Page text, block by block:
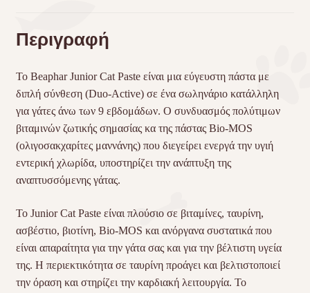
Περιγραφή
To Beaphar Junior Cat Paste είναι μια εύγευστη πάστα με
διπλή σύνθεση (Duo-Active) σε ένα σωληνάριο κατάλληλη
για γάτες άνω των 9 εβδομάδων. Ο συνδυασμός πολύτιμων
βιταμινών ζωτικής σημασίας κα της πάστας Bio-MOS
(ολιγοσακχαρίτες μαννάνης) που διεγείρει ενεργά την υγιή
εντερική χλωρίδα, υποστηρίζει την ανάπτυξη της
αναπτυσσόμενης γάτας.
To Junior Cat Paste είναι πλούσιο σε βιταμίνες, ταυρίνη,
ασβέστιο, βιοτίνη, Βio-ΜOS και ανόργανα συστατικά που
είναι απαραίτητα για την γάτα σας και για την βέλτιστη υγεία
της. Η περιεκτικότητα σε ταυρίνη προάγει και βελτιστοποιεί
την όραση και στηρίζει την καρδιακή λειτουργία. Το